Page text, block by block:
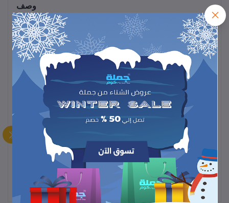
وصف
كوب صنع آيس كريم سلاشي الحديث يتيح لك تحضير مشروبات مثلجة
ومنعشة بسهولة في المنزل، تصميم مبتكر وسهل الاستخدام لنتائج سريعة
ولذيذة.